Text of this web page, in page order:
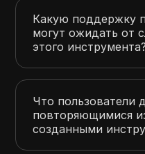
Какую поддержку
могут ожидать от
этого инструмента?
Что пользователи
повторяющимися
созданными